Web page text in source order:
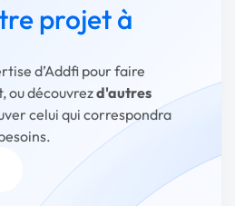
projet à
d’Addfi pour faire
ou découvrezd'autres
celui qui correspondra